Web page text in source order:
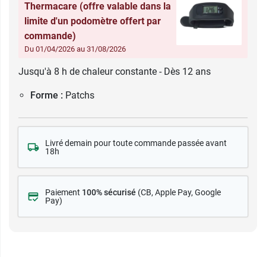
Thermacare (offre valable dans la
limite d'un podomètre offert par
commande)
Du 01/04/2026 au 31/08/2026
Jusqu'à 8 h de chaleur constante - Dès 12 ans
Forme : Patchs
Livré demain pour toute commande passée avant
18h
Paiement 100% sécurisé (CB, Apple Pay, Google
Pay)